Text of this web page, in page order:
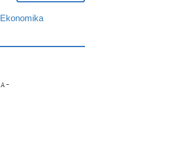
Ekonomika